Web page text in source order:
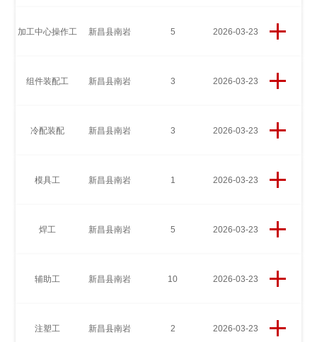
加工中心操作工 新昌县南岩 5 2026-03-23
组件装配工 新昌县南岩 3 2026-03-23
冷配装配 新昌县南岩 3 2026-03-23
模具工 新昌县南岩 1 2026-03-23
焊工 新昌县南岩 5 2026-03-23
辅助工 新昌县南岩 10 2026-03-23
注塑工 新昌县南岩 2 2026-03-23